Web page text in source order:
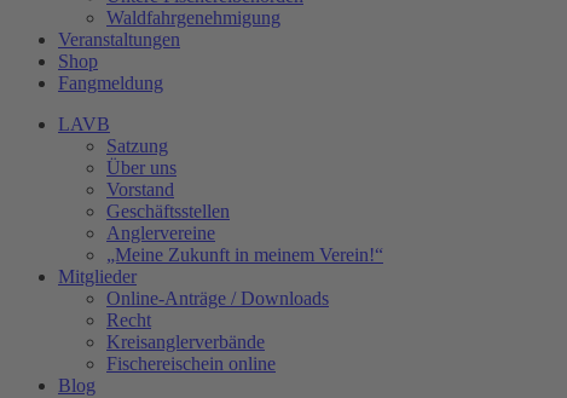
Waldfahrgenehmigung
Veranstaltungen
Shop
Fangmeldung
LAVB
Satzung
Über uns
Vorstand
Geschäftsstellen
Anglervereine
„Meine Zukunft in meinem Verein!“
Mitglieder
Online-Anträge / Downloads
Recht
Kreisanglerverbände
Fischereischein online
Blog